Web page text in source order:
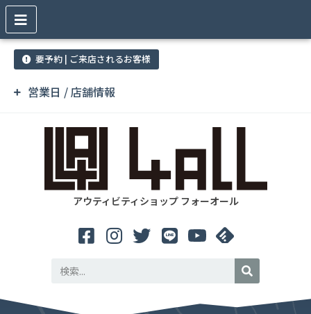
営業日 / 店舗情報
要予約 | ご来店されるお客様
アウティビティショップ フォーオール